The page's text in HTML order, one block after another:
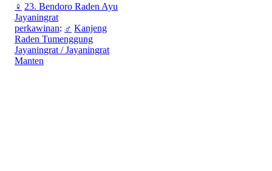
♀ 23. Bendoro Raden Ayu
Jayaningrat
perkawinan: ♂ Kanjeng
Raden Tumenggung
Jayaningrat / Jayaningrat
Manten